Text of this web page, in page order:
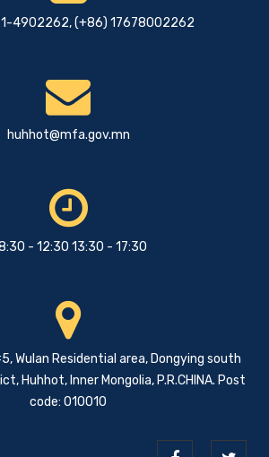
4902262, (+86) 17678002262
huhhot@mfa.gov.mn
- 12:30 13:30 - 17:30
Wulan Residential area, Dongying south
Huhhot, Inner Mongolia, P.R.CHINA. Post
code: 010010